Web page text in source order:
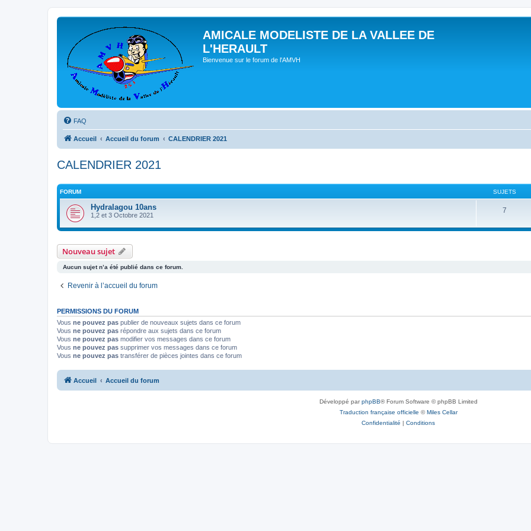
AMICALE MODELISTE DE LA VALLEE DE
L'HERAULT
Bienvenue sur le forum de l'AMVH
FAQ
Accueil Accueil du forum CALENDRIER 2021
CALENDRIER 2021
FORUM SUJETS
Hydralagou 10ans
1,2 et 3 Octobre 2021
7
Nouveau sujet
Aucun sujet n’a été publié dans ce forum.
Revenir à l’accueil du forum
PERMISSIONS DU FORUM
Vous ne pouvez pas publier de nouveaux sujets dans ce forum
Vous ne pouvez pas répondre aux sujets dans ce forum
Vous ne pouvez pas modifier vos messages dans ce forum
Vous ne pouvez pas supprimer vos messages dans ce forum
Vous ne pouvez pas transférer de pièces jointes dans ce forum
Accueil Accueil du forum
Développé parphpBB® Forum Software © phpBB Limited
Traduction française officielle ©Miles Cellar
Confidentialité | Conditions